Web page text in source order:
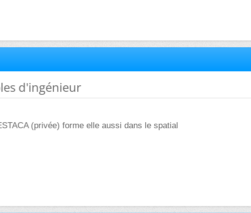
d'ingénieur
(privée) forme elle aussi dans le spatial